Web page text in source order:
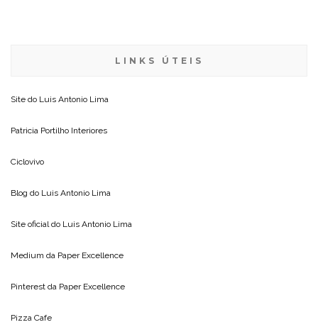
LINKS ÚTEIS
Site do Luis Antonio Lima
Patricia Portilho Interiores
Ciclovivo
Blog do Luis Antonio Lima
Site oficial do Luis Antonio Lima
Medium da Paper Excellence
Pinterest da Paper Excellence
Pizza Cafe